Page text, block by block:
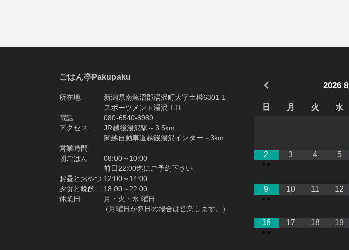
ごはん亭Pakupaku
所在地 新潟県南魚沼郡湯沢町大字土樽6301-1
スポーツメント湯沢Ｉ1F
電話 080-6540-8989
アクセス JR越後湯沢駅～3.5km
関越自動車道越後湯沢インター～3km
営業時間
朝ごはん 08:00～10:00
前日22:00迄にご予約下さい
お昼とおやつ 12:00～14:00
夕食と晩酌 18:00～22:00
休業日 月・火・水 曜日
（月曜日が祭日の場合は営業します。）
2026
日 月 火 水
2
• •
3 4 5
9
• •
10 11 12
16
• •
17 18 19